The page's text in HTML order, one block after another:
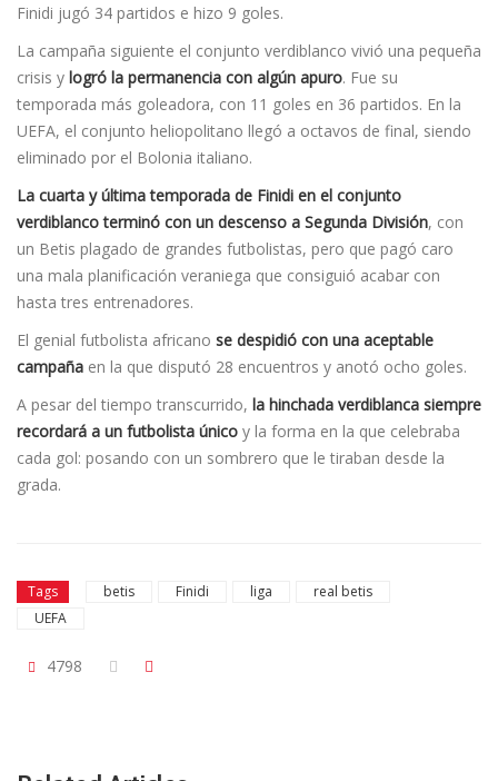
Finidi jugó 34 partidos e hizo 9 goles.
La campaña siguiente el conjunto verdiblanco vivió una pequeña
crisis y logró la permanencia con algún apuro. Fue su
temporada más goleadora, con 11 goles en 36 partidos. En la
UEFA, el conjunto heliopolitano llegó a octavos de final, siendo
eliminado por el Bolonia italiano.
La cuarta y última temporada de Finidi en el conjunto
verdiblanco terminó con un descenso a Segunda División, con
un Betis plagado de grandes futbolistas, pero que pagó caro
una mala planificación veraniega que consiguió acabar con
hasta tres entrenadores.
El genial futbolista africano se despidió con una aceptable
campaña en la que disputó 28 encuentros y anotó ocho goles.
A pesar del tiempo transcurrido, la hinchada verdiblanca siempre
recordará a un futbolista único y la forma en la que celebraba
cada gol: posando con un sombrero que le tiraban desde la
grada.
Tags betis Finidi liga
real betis
UEFA
4798